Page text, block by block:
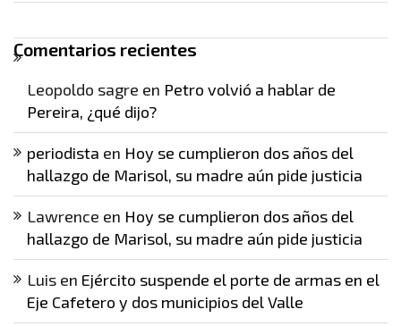
Comentarios recientes
Leopoldo sagre en Petro volvió a hablar de
Pereira, ¿qué dijo?
periodista en Hoy se cumplieron dos años del
hallazgo de Marisol, su madre aún pide justicia
Lawrence en Hoy se cumplieron dos años del
hallazgo de Marisol, su madre aún pide justicia
Luis en Ejército suspende el porte de armas en el
Eje Cafetero y dos municipios del Valle